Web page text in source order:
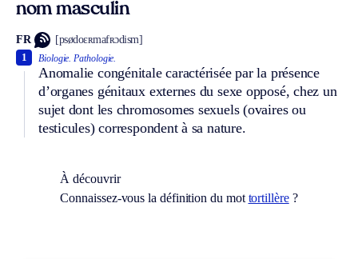
nom masculin
FR [psødoɛʀmafʀɔdism]
Biologie. Pathologie.
Anomalie congénitale caractérisée par la présence
d’organes génitaux externes du sexe opposé, chez un
sujet dont les chromosomes sexuels (ovaires ou
testicules) correspondent à sa nature.
1
À découvrir
Connaissez-vous la définition du mot tortillère?